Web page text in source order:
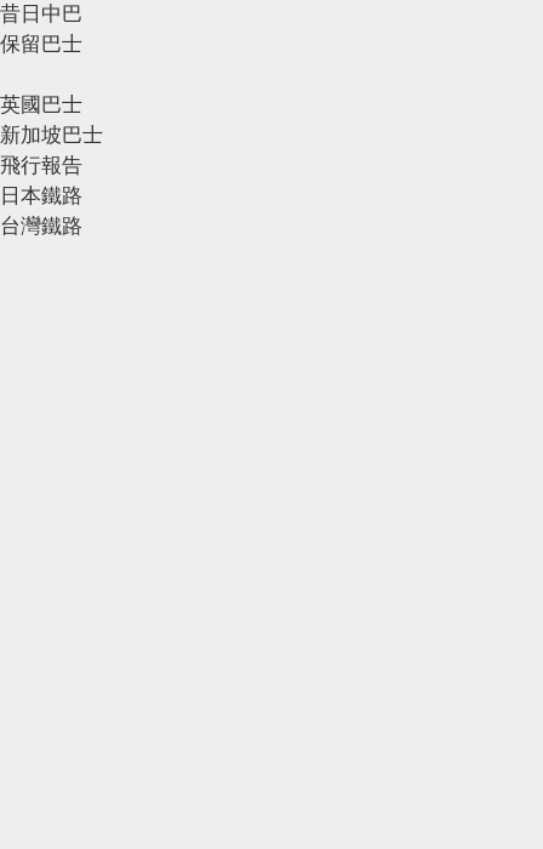
昔日中巴
保留巴士
英國巴士
新加坡巴士
飛行報告
日本鐵路
台灣鐵路